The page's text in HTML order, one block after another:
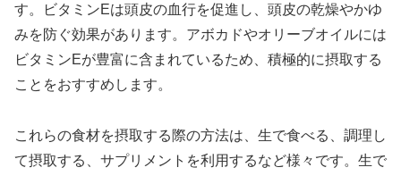
す。ビタミンEは頭皮の血行を促進し、頭皮の乾燥やかゆ
みを防ぐ効果があります。アボカドやオリーブオイルには
ビタミンEが豊富に含まれているため、積極的に摂取する
ことをおすすめします。
これらの食材を摂取する際の方法は、生で食べる、調理し
て摂取する、サプリメントを利用するなど様々です。生で